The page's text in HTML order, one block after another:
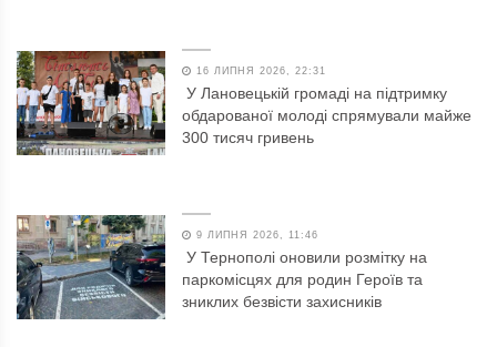
16 ЛИПНЯ 2026, 22:31
У Лановецькій громаді на підтримку
обдарованої молоді спрямували майже
300 тисяч гривень
9 ЛИПНЯ 2026, 11:46
У Тернополі оновили розмітку на
паркомісцях для родин Героїв та
зниклих безвісти захисників